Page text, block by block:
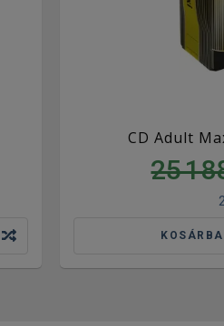
CD Adult
25
KOSÁRBA